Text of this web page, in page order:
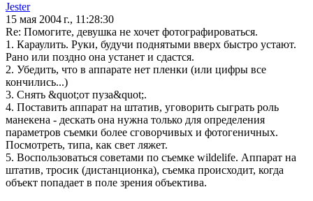
Jester
15 мая 2004 г., 11:28:30
Re: Помогите, девушка не хочет фотографироваться.
1. Караулить. Руки, будучи поднятыми вверх быстро устают.
Рано или поздно она устанет и сдастся.
2. Убедить, что в аппарате нет пленки (или цифры все
кончились...)
3. Снять &quot;от пуза&quot;.
4. Поставить аппарат на штатив, уговорить сыграть роль
манекена - дескать она нужна только для определения
параметров съемки более сговорчивых и фотогеничных.
Посмотреть, типа, как свет ляжет.
5. Воспользоваться советами по съемке wildelife. Аппарат на
штатив, тросик (дистанционка), съемка происходит, когда
объект попадает в поле зрения объектива.